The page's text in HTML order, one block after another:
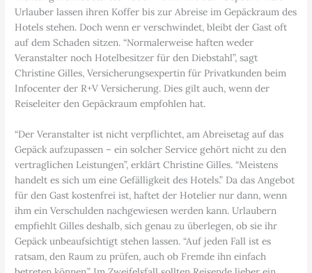
Urlauber lassen ihren Koffer bis zur Abreise im Gepäckraum des
Hotels stehen. Doch wenn er verschwindet, bleibt der Gast oft
auf dem Schaden sitzen. “Normalerweise haften weder
Veranstalter noch Hotelbesitzer für den Diebstahl”, sagt
Christine Gilles, Versicherungsexpertin für Privatkunden beim
Infocenter der R+V Versicherung. Dies gilt auch, wenn der
Reiseleiter den Gepäckraum empfohlen hat.
“Der Veranstalter ist nicht verpflichtet, am Abreisetag auf das
Gepäck aufzupassen – ein solcher Service gehört nicht zu den
vertraglichen Leistungen”, erklärt Christine Gilles. “Meistens
handelt es sich um eine Gefälligkeit des Hotels.” Da das Angebot
für den Gast kostenfrei ist, haftet der Hotelier nur dann, wenn
ihm ein Verschulden nachgewiesen werden kann. Urlaubern
empfiehlt Gilles deshalb, sich genau zu überlegen, ob sie ihr
Gepäck unbeaufsichtigt stehen lassen. “Auf jeden Fall ist es
ratsam, den Raum zu prüfen, auch ob Fremde ihn einfach